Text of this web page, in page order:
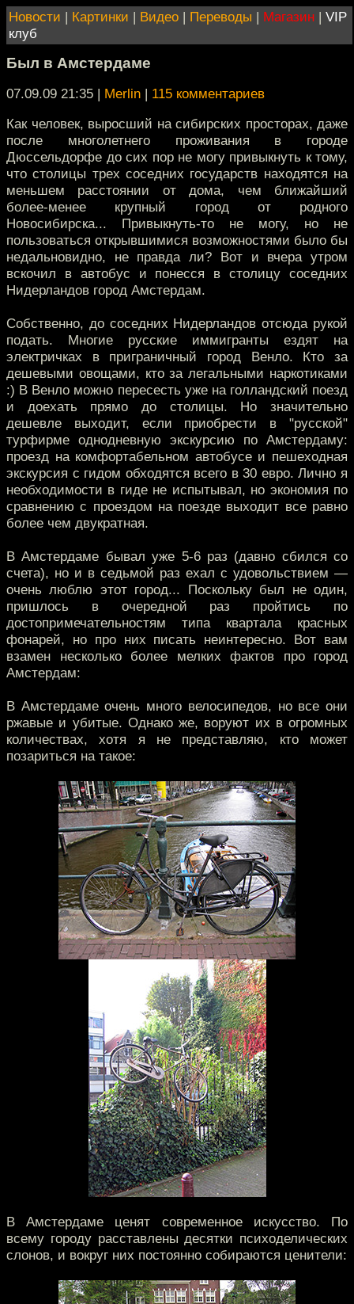
Новости | Картинки | Видео | Переводы | Магазин | VIP
клуб
Был в Амстердаме
07.09.09 21:35 | Merlin | 115 комментариев
Как человек, выросший на сибирских просторах, даже
после многолетнего проживания в городе
Дюссельдорфе до сих пор не могу привыкнуть к тому,
что столицы трех соседних государств находятся на
меньшем расстоянии от дома, чем ближайший
более-менее крупный город от родного
Новосибирска... Привыкнуть-то не могу, но не
пользоваться открывшимися возможностями было бы
недальновидно, не правда ли? Вот и вчера утром
вскочил в автобус и понесся в столицу соседних
Нидерландов город Амстердам.
Собственно, до соседних Нидерландов отсюда рукой
подать. Многие русские иммигранты ездят на
электричках в приграничный город Венло. Кто за
дешевыми овощами, кто за легальными наркотиками
:) В Венло можно пересесть уже на голландский поезд
и доехать прямо до столицы. Но значительно
дешевле выходит, если приобрести в "русской"
турфирме однодневную экскурсию по Амстердаму:
проезд на комфортабельном автобусе и пешеходная
экскурсия с гидом обходятся всего в 30 евро. Лично я
необходимости в гиде не испытывал, но экономия по
сравнению с проездом на поезде выходит все равно
более чем двукратная.
В Амстердаме бывал уже 5-6 раз (давно сбился со
счета), но и в седьмой раз ехал с удовольствием —
очень люблю этот город... Поскольку был не один,
пришлось в очередной раз пройтись по
достопримечательностям типа квартала красных
фонарей, но про них писать неинтересно. Вот вам
взамен несколько более мелких фактов про город
Амстердам:
В Амстердаме очень много велосипедов, но все они
ржавые и убитые. Однако же, воруют их в огромных
количествах, хотя я не представляю, кто может
позариться на такое:
В Амстердаме ценят современное искусство. По
всему городу расставлены десятки психоделических
слонов, и вокруг них постоянно собираются ценители: